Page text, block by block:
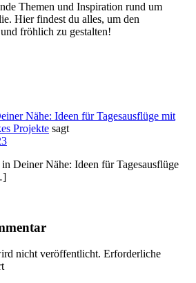
Themen und Inspiration rund um
Hier findest du alles, um den
fröhlich zu gestalten!
Nähe: Ideen für Tagesausflüge mit
Projekte sagt
Deiner Nähe: Ideen für Tagesausflüge
nicht veröffentlicht. Erforderliche